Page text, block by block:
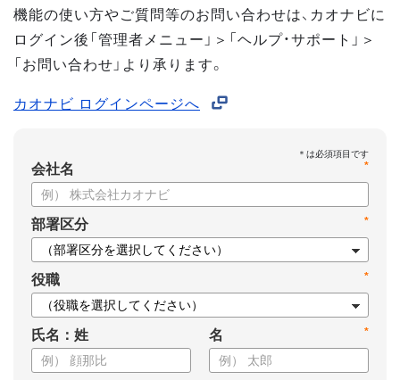
機能の使い方やご質問等のお問い合わせは、カオナビに
ログイン後「管理者メニュー」＞「ヘルプ・サポート」＞
「お問い合わせ」より承ります。
カオナビ ログインページへ
*
会社名
*
部署区分
*
役職
氏名：姓 *
名